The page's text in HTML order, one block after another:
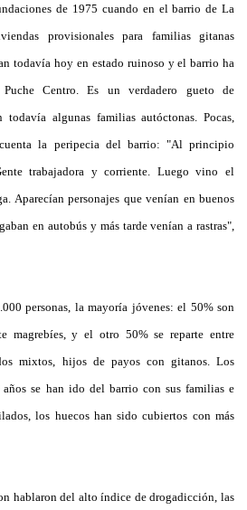
de 1975 cuando en el barrio de La
provisionales para familias gitanas
todavía hoy en estado ruinoso y el barrio ha
Centro. Es un verdadero gueto de
algunas familias autóctonas. Pocas,
la peripecia del barrio: "Al principio
trabajadora y corriente. Luego vino el
Aparecían personajes que venían en buenos
en autobús y más tarde venían a rastras",
personas, la mayoría jóvenes: el 50% son
magrebíes, y el otro 50% se reparte entre
mixtos, hijos de payos con gitanos. Los
se han ido del barrio con sus familias e
los huecos han sido cubiertos con más
hablaron del alto índice de drogadicción, las